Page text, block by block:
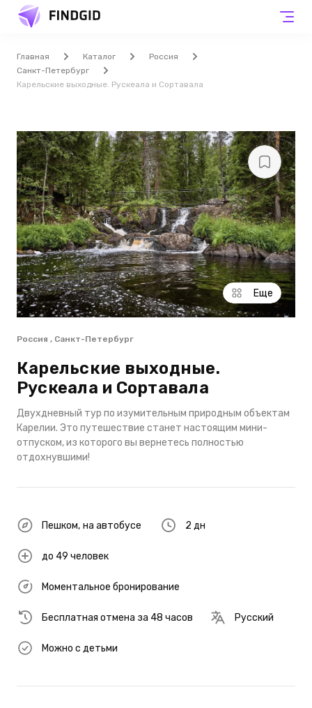
Главная Каталог
Россия
Санкт-Петербург
Карельские выходные. Рускеала и Сортавала
Еще
Россия , Санкт-Петербург
Карельские выходные.
Рускеала и Сортавала
Двухдневный тур по изумительным природным объектам
Карелии. Это путешествие станет настоящим мини-
отпуском, из которого вы вернетесь полностью
отдохнувшими!
Пешком, на автобусе 2 дн
до 49 человек
Моментальное бронирование
Бесплатная отмена за 48 часов Русский
Можно с детьми